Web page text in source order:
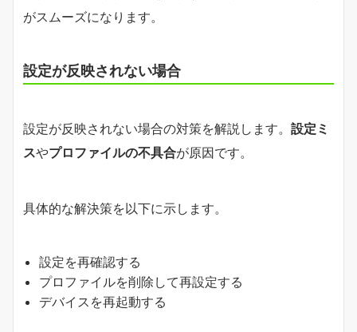
がスムーズになります。
設定が反映されない場合
設定が反映されない場合の対策を解説します。 設定ミ
スやプロファイルの不具合が原因です。
具体的な解決策を以下に示します。
設定を再確認する
プロファイルを削除して再設定する
デバイスを再起動する